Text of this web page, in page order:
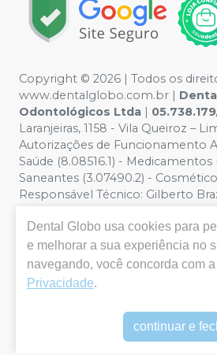
Copyright © 2026 | Todos os
www.dentalglobo.com.br |
Odontológicos Ltda |
Laranjeiras, 1158 - Vila Queiroz –
Autorizações de Funcionamento
Saúde (8.08516.1) - Medicamentos
Saneantes (3.07490.2) -
Responsável Técnico: Gilberto
meramente ilustrativas - Os
virtual estão sujeitos a alterações.
divergência de preços no site, o
Carrinho de Compra. Não
isso nos reservamos o direito de
de grandes volumes pelo site.
Dental Globo usa cookies para
e melhorar a sua experiência no
navegando, você concorda com
Privacidade.
continuar e